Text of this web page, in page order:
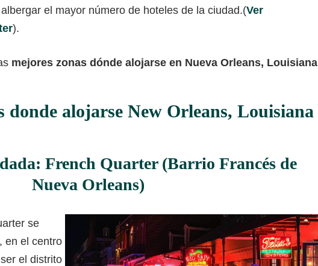
el mayor número de hoteles de la ciudad.(Ver
).
mejores zonas dónde alojarse en Nueva Orleans, Louisiana
donde alojarse New Orleans, Louisiana
French Quarter (Barrio Francés de
Nueva Orleans)
se
en el centro
el distrito